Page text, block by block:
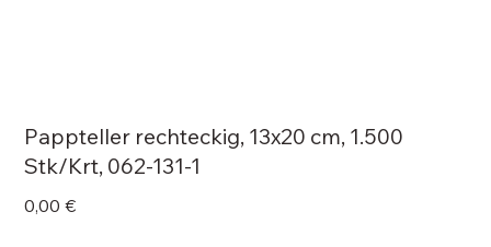
Pappteller rechteckig, 13x20 cm, 1.500
Stk/Krt, 062-131-1
Price
0,00 €